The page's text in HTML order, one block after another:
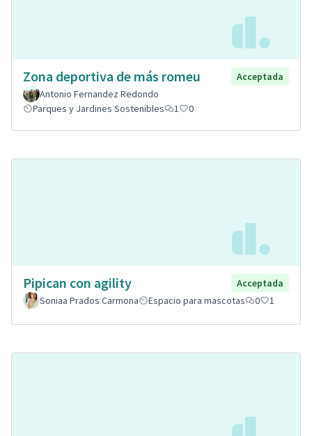
Zona deportiva de más romeu
Acceptada
Antonio Fernandez Redondo
Parques y Jardines Sostenibles
1 0
Pipican con agility
Acceptada
Soniaa Prados Carmona
Espacio para mascotas 0 1